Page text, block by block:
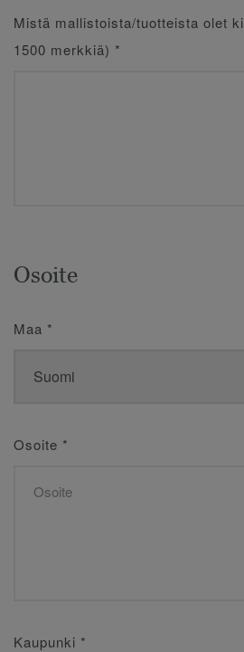
Mistä mallistoista/tuotteista olet
1500 merkkiä) *
Osoite
Maa *
Osoite *
Kaupunki *